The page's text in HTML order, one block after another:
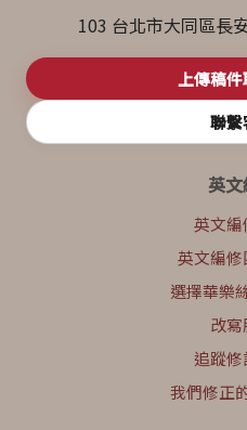
103 台北市大同區長
上傳稿
聯繫
英
英文編
英文編
選擇華樂
改寫
追蹤修
我們修正